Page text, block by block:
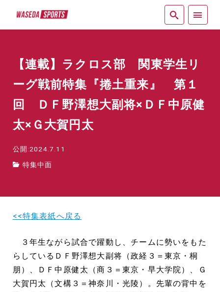
【連載】ラクロス部 関東学生リ
ーグ戦前特集『捲土重来』 第１
回 ＤＦ野澤想大副将‪‪‪×‬ＤＦ中原健
太‪‪×Ｇ‬大賀円太
公開:2024.7.11
特集中面
<<特集表紙へ戻る
３年生ながら試合で躍動し、チームに勢いをもた
らしているＤＦ野澤想大副将（政経３＝東京・桐
朋）、ＤＦ中原健太（商３＝東京・早大学院）、Ｇ
大賀円太（文構３＝神奈川・光陵）。先輩の背中を